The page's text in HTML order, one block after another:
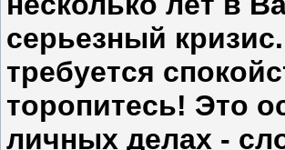
серьезный
требуется
торопитесь! Это
личных делах -